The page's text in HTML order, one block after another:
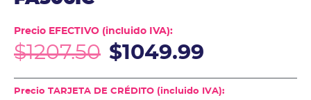
Precio EFECTIVO (incluido IVA):
$1207.50 $1049.99
Precio TARJETA DE CRÉDITO (incluido IVA):